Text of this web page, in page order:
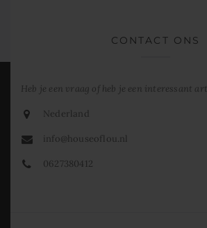
CONTACT ONS
Heb je een vraag of heb je een interessant
Nederland
info@houseoflou.nl
0627380412